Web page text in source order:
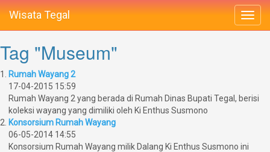
Wisata Tegal
Tag "Museum"
1.
Rumah Wayang 2
17-04-2015 15:59
Rumah Wayang 2 yang berada di Rumah Dinas Bupati Tegal, berisi
koleksi wayang yang dimiliki oleh Ki Enthus Susmono
2. Konsorsium Rumah Wayang
06-05-2014 14:55
Konsorsium Rumah Wayang milik Dalang Ki Enthus Susmono ini